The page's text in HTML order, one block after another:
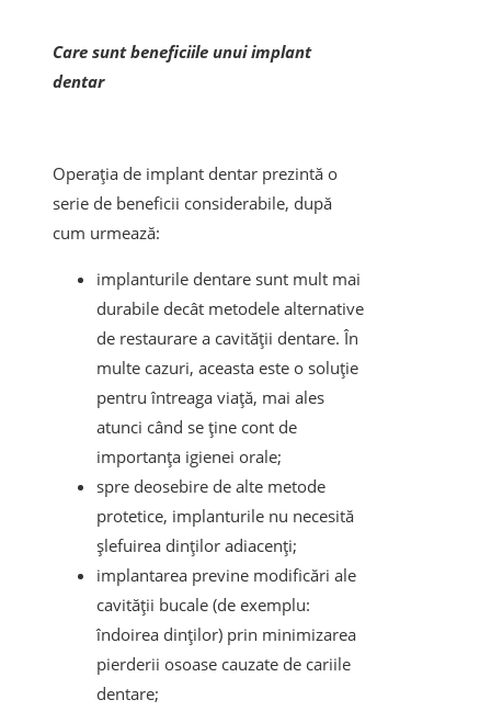
Care sunt beneficiile unui implant
dentar
Operația de implant dentar prezintă o
serie de beneficii considerabile, după
cum urmează:
implanturile dentare sunt mult mai
durabile decât metodele alternative
de restaurare a cavității dentare. În
multe cazuri, aceasta este o soluție
pentru întreaga viață, mai ales
atunci când se ține cont de
importanța igienei orale;
spre deosebire de alte metode
protetice, implanturile nu necesită
șlefuirea dinților adiacenți;
implantarea previne modificări ale
cavității bucale (de exemplu:
îndoirea dinților) prin minimizarea
pierderii osoase cauzate de cariile
dentare;